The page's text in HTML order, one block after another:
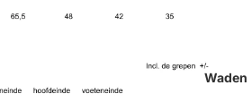
Waden